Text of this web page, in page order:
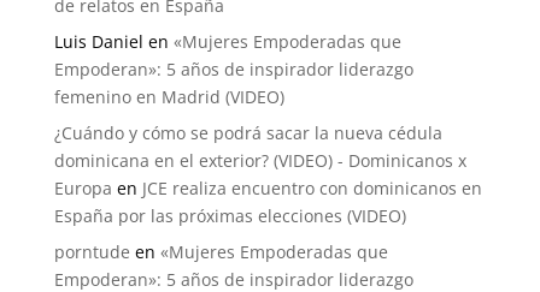
de relatos en España
Luis Daniel en «Mujeres Empoderadas que
Empoderan»: 5 años de inspirador liderazgo
femenino en Madrid (VIDEO)
¿Cuándo y cómo se podrá sacar la nueva cédula
dominicana en el exterior? (VIDEO) - Dominicanos x
Europa en JCE realiza encuentro con dominicanos en
España por las próximas elecciones (VIDEO)
porntude en «Mujeres Empoderadas que
Empoderan»: 5 años de inspirador liderazgo